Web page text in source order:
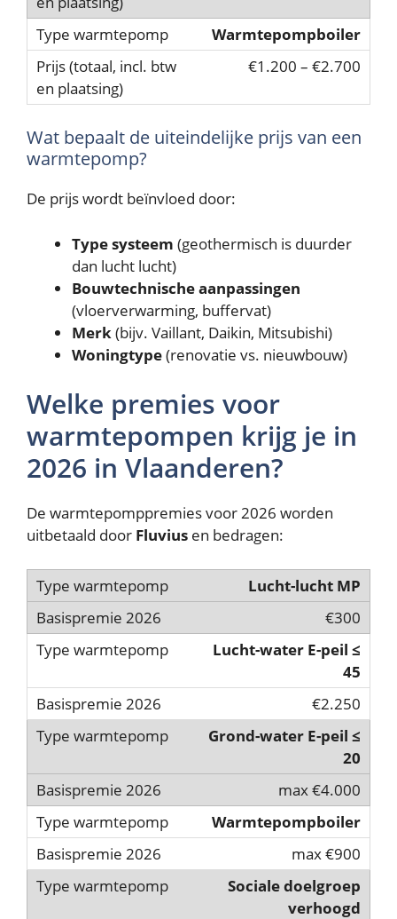
Warmtepompboiler
€1.200 – €2.700
Wat bepaalt de uiteindelijke prijs van een
warmtepomp?
De prijs wordt beïnvloed door:
Type systeem (geothermisch is duurder
dan lucht lucht)
Bouwtechnische aanpassingen
(vloerverwarming, buffervat)
Merk(bijv. Vaillant, Daikin, Mitsubishi)
Woningtype(renovatie vs. nieuwbouw)
Welke premies voor
warmtepompen krijg je in
2026 in Vlaanderen?
De warmtepomppremies voor 2026 worden
uitbetaald door Fluvius en bedragen:
Lucht-lucht MP
€300
Lucht-water E-peil ≤
45
€2.250
Grond-water E-peil ≤
20
max €4.000
Warmtepompboiler
max €900
Sociale doelgroep
verhoogd